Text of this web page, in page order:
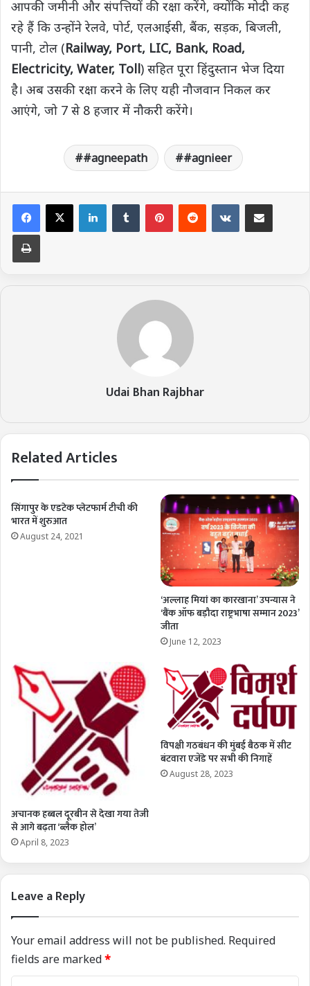
आपकी जमीनी और संपत्तियों की रक्षा करेंगे, क्योंकि मोदी कह
रहे हैं कि उन्होंने रेलवे, पोर्ट, एलआईसी, बैंक, सड़क, बिजली,
पानी, टोल (Railway, Port, LIC, Bank, Road,
Electricity, Water, Toll) सहित पूरा हिंदुस्तान भेज दिया
है। अब उसकी रक्षा करने के लिए यही नौजवान निकल कर
आएंगे, जो 7 से 8 हजार में नौकरी करेंगे।
#agneepath #agnieer
LinkedIn VKontakte
Udai Bhan Rajbhar
Related Articles
सिंगापुर के एडटेक प्लेटफार्म टीची की
भारत में शुरुआत
August 24, 2021
‘अल्लाह मियां का कारखाना’ उपन्यास ने
‘बैंक ऑफ बड़ौदा राष्ट्रभाषा सम्मान 2023’
जीता
June 12, 2023
अचानक हब्बल दूरबीन से देखा गया तेजी
से आगे बढ़ता ‘ब्लैक होल’
April 8, 2023
विपक्षी गठबंधन की मुंबई बैठक में सीट
बंटवारा एजेंडे पर सभी की निगाहें
August 28, 2023
Leave a Reply
Your email address will not be published. Required
fields are marked*